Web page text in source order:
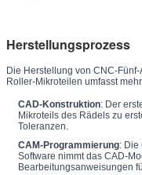
Herstellungsprozess
Die Herstellung von CNC-
Roller-Mikroteilen umfasst
CAD-Konstruktion: Der
Mikroteils des Rädels zu
Toleranzen.
CAM-Programmierung: Die
Software nimmt das CAD-
Bearbeitungsanweisungen